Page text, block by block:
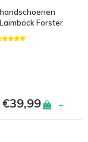
Forster
€39,99 +